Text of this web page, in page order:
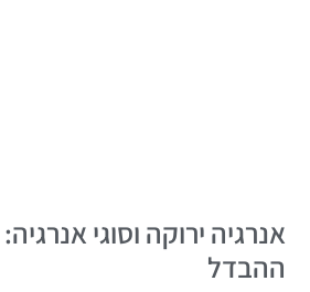
אנרגיה ירוקה וסוגי
ההבדל